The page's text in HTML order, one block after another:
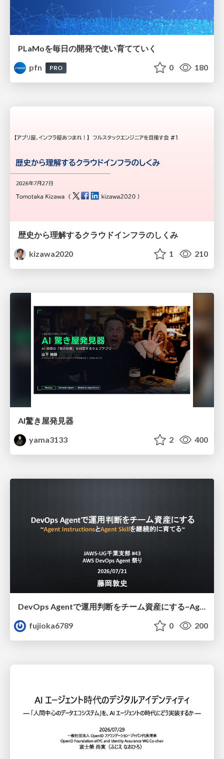
PLaMoを毎日の開発で使い育てていく
pfn
PRO 0 180
歴史から理解するクラウドインフラのしくみ
kizawa2020
1 210
AI驚き屋発見器
yama3133
2 400
DevOps Agentで運用判断をチーム資産にする ~Agent InstructionsとAgent Skillを継続的に育てる~
fujioka6789
0 200